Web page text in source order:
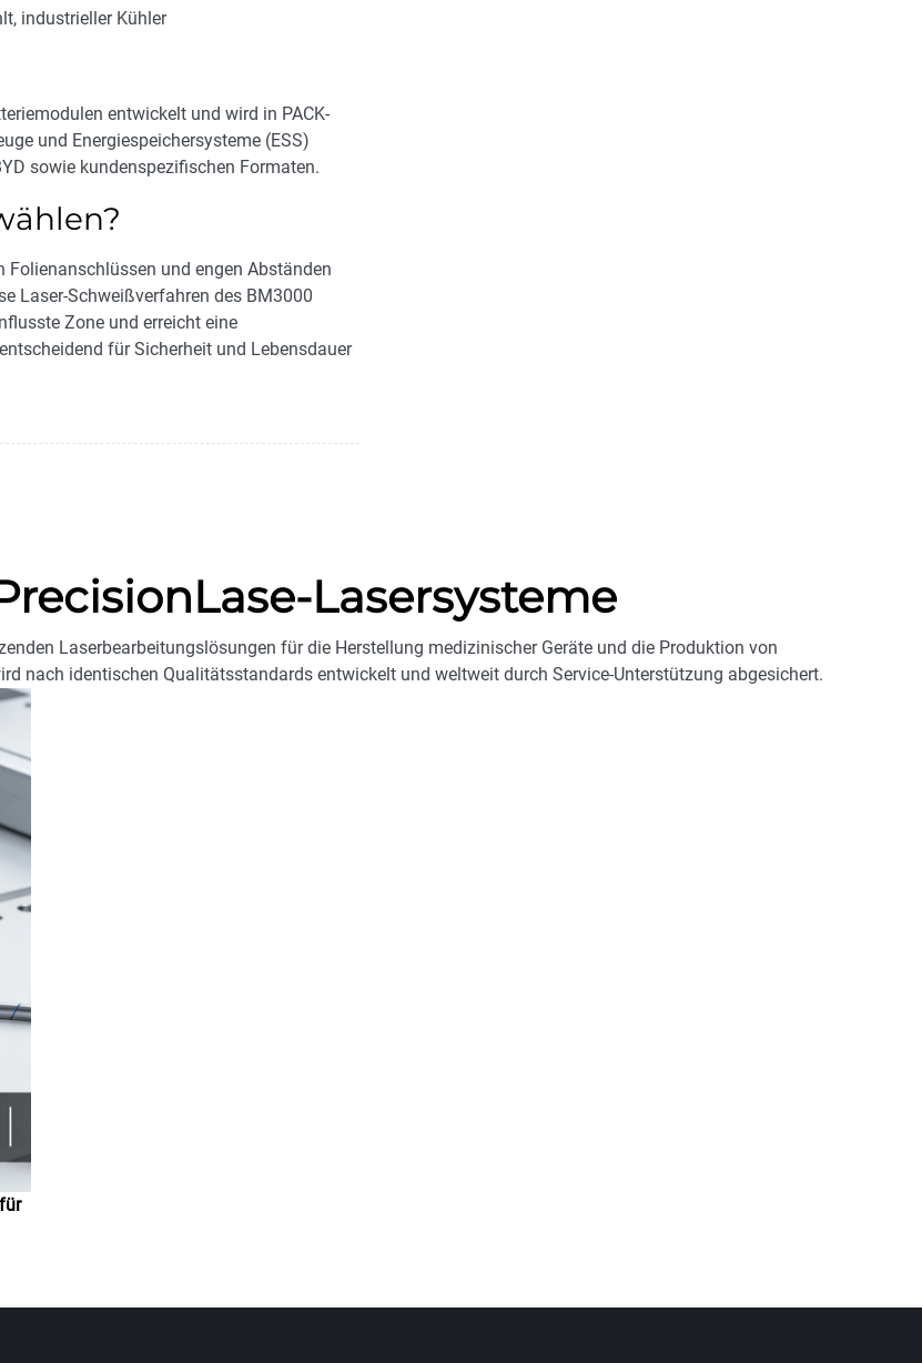
industrieller Kühler
entwickelt und wird in PACK-
und Energiespeichersysteme (ESS)
sowie kundenspezifischen Formaten.
und engen Abständen
Laser-Schweißverfahren des BM3000
Zone und erreicht eine
für Sicherheit und Lebensdauer
Lasersysteme
Laserbearbeitungslösungen für die Herstellung medizinischer Geräte und die Produktion von
nach identischen Qualitätsstandards entwickelt und weltweit durch Service-Unterstützung abgesichert.